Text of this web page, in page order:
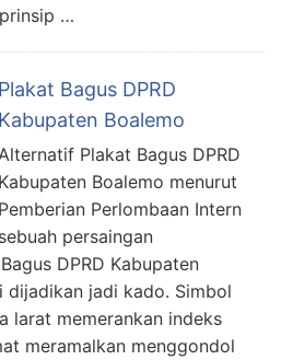
…
Plakat Bagus DPRD
Kabupaten Boalemo
Alternatif Plakat Bagus DPRD
Kabupaten Boalemo menurut
Pemberian Perlombaan Intern
sebuah persaingan
DPRD Kabupaten
dijadikan jadi kado. Simbol
larat memerankan indeks
meramalkan menggondol